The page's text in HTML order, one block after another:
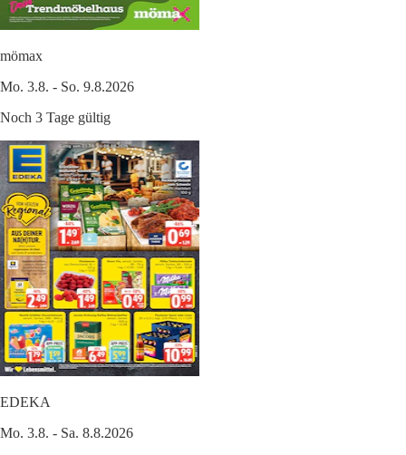
mömax
Mo. 3.8. - So. 9.8.2026
Noch 3 Tage gültig
EDEKA
Mo. 3.8. - Sa. 8.8.2026